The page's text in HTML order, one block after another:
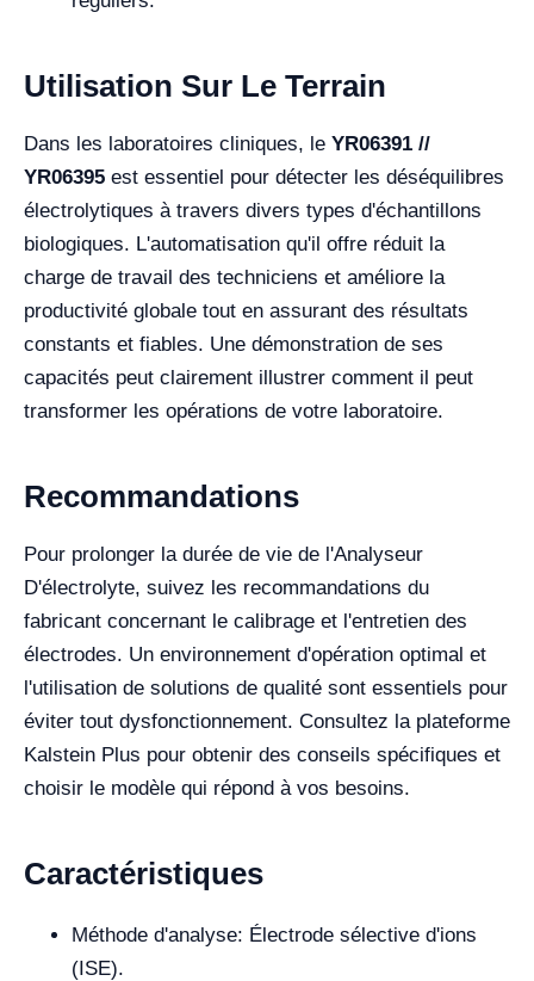
Utilisation Sur Le Terrain
Dans les laboratoires cliniques, le YR06391 //
YR06395 est essentiel pour détecter les déséquilibres
électrolytiques à travers divers types d'échantillons
biologiques. L'automatisation qu'il offre réduit la
charge de travail des techniciens et améliore la
productivité globale tout en assurant des résultats
constants et fiables. Une démonstration de ses
capacités peut clairement illustrer comment il peut
transformer les opérations de votre laboratoire.
Recommandations
Pour prolonger la durée de vie de l'Analyseur
D'électrolyte, suivez les recommandations du
fabricant concernant le calibrage et l'entretien des
électrodes. Un environnement d'opération optimal et
l'utilisation de solutions de qualité sont essentiels pour
éviter tout dysfonctionnement. Consultez la plateforme
Kalstein Plus pour obtenir des conseils spécifiques et
choisir le modèle qui répond à vos besoins.
Caractéristiques
Méthode d'analyse: Électrode sélective d'ions
(ISE).